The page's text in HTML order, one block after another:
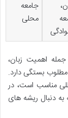
جامعه
محلی
اهمیت زبان،
بستگی دارد.
مناسب است، در
دنبال ریشه های